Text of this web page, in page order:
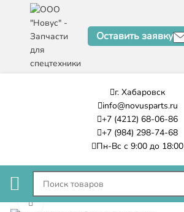
Оставить заявку
г. Хабаровск
info@novusparts.ru
+7 (4212) 68-06-86
+7 (984) 298-74-68
Пн-Вс с 9:00 до 18:00
Нажмите, чтобы увеличить